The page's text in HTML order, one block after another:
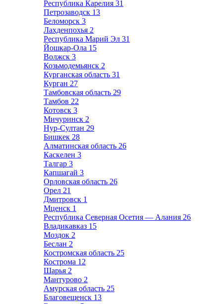
Республика Карелия 31
Петрозаводск 13
Беломорск 3
Лахденпохья 2
Республика Марий Эл 31
Йошкар-Ола 15
Волжск 3
Козьмодемьянск 2
Курганская область 31
Курган 27
Тамбовская область 29
Тамбов 22
Котовск 3
Мичуринск 2
Нур-Султан 29
Бишкек 28
Алматинская область 26
Каскелен 3
Талгар 3
Капшагай 3
Орловская область 26
Орел 21
Дмитровск 1
Мценск 1
Республика Северная Осетия — Алания 26
Владикавказ 15
Моздок 2
Беслан 2
Костромская область 25
Кострома 12
Шарья 2
Мантурово 2
Амурская область 25
Благовещенск 13